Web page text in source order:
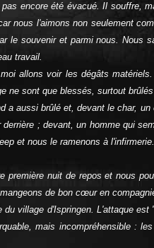
encore été évacué. Il souffre,
nous l'aimons non seulement
le souvenir et parmi nous. Nous
travail.
allons voir les dégâts
ne sont que blessés, surtout
a aussi brûlé et, devant le char,
; devant, un homme qui
et nous le ramenons à l'infirmerie.
première nuit de repos et nous
de bon cœur en
du village d'Ispringen. L'attaque
mais incompréhensible :